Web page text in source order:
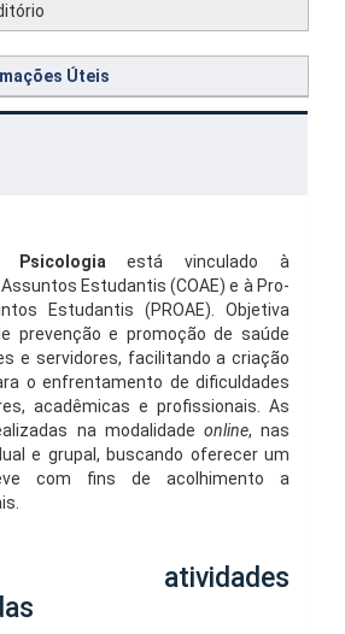
Úteis
está vinculado à
Estudantis (COAE) e à Pro-
Estudantis (PROAE). Objetiva
prevenção e promoção de saúde
e servidores, facilitando a criação
o enfrentamento de dificuldades
acadêmicas e profissionais. As
na modalidade online, nas
e grupal, buscando oferecer um
com fins de acolhimento a
atividades